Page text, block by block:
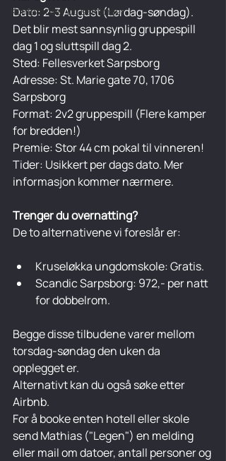
Konferanser og samlinger
Dato: 2-3 August (Lørdag-søndag).
Det blir mest sannsynlig gruppespill
dag 1 og sluttspill dag 2.
Sted: Fellesverket Sarpsborg
Adresse: St. Marie gate 70, 1706
Sarpsborg
Format: 2v2 gruppespill (Flere kamper
for bredden!)
Premie: Stor 44 cm pokal til vinneren!
Tider: Usikkert per dags dato. Mer
informasjon kommer nærmere.
Trenger du overnatting?
De to alternativene vi foreslår er:
Kruseløkka ungdomskole: Gratis.
Scandic Sarpsborg: 972,- per natt
for dobbelrom.
Begge disse tilbudene varer mellom
torsdag-søndag den uken da
opplegget er.
Alternativt kan du også søke etter
Airbnb.
For å booke enten hotell eller skole
send Mathias ("Legen") en melding
eller mail om datoer, antall personer og